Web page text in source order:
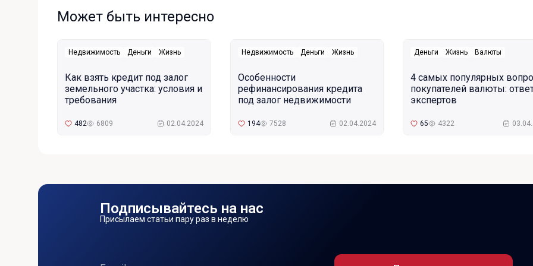
Может быть интересно
Недвижимость Деньги Жизнь
Как взять кредит под залог
земельного участка: условия и
требования
482 6809 02.04.2024
Недвижимость Деньги Жизнь
Особенности
рефинансирования кредита
под залог недвижимости
194 7528 02.04.2024
Деньги Жизнь Валюты
4 самых популярных
покупателей валюты:
экспертов
65 4322
Подписывайтесь на нас
Присылаем статьи пару раз в неделю